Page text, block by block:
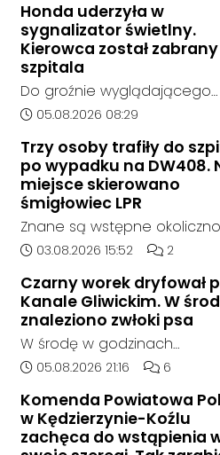
Kędzierzynie-Koźlu zakończył
bez rozstrzygnięcia. Mimo
wcześniejszego
terenem ze strony sieci Dino,
postępowania nie zgłosił się
żaden oferent.
Honda uderzyła w
sygnalizator świetlny.
Kierowca został
szpitala
Do groźnie wyglądającego
zdarzenia drogowego
godziny 6:30 kierujący
samochodem marki Honda
zjechał z drogi i uderzył w
sygnalizator świetlny.
Data dodania artykułu:
05.08.2026 08:29
Trzy osoby trafiły do
po wypadku na DW408.
miejsce skierowano
śmigłowiec LPR
Znane są wstępne
zdarzenia drogowego, do
14:30 na drodze wojewódzkiej
408 pomiędzy Starym
Bierawą.
Data dodania artykułu:
03.08.2026 15:52 Liczba
2
Czarny worek dryfował
Kanale Gliwickim. W
znaleziono zwłoki psa
W środę w godzinach
popołudniowych służby
Gliwicki po zgłoszeniu od
zaniepokojonego świadka.
Osoba zgłaszająca
Data dodania artykułu:
05.08.2026 21:16 Liczba
6
Komenda Powiatowa
w Kędzierzynie-Koźlu
zachęca do wstąpienia